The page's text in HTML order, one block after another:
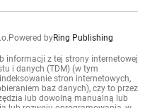
Powered byRing Publishing
informacji z tej strony internetowej
i danych (TDM) (w tym
stron internetowych,
baz danych), czy to przez
lub dowolną manualną lub